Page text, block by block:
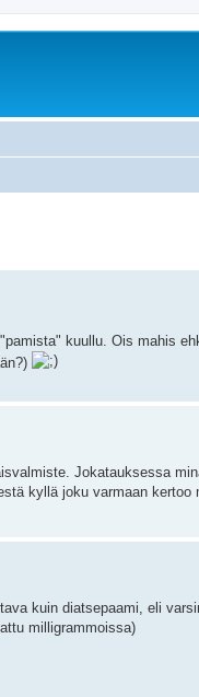
kuullu. Ois mahis
Jokatauksessa
kyllä joku varmaan kertoo
kuin diatsepaami, eli
milligrammoissa)